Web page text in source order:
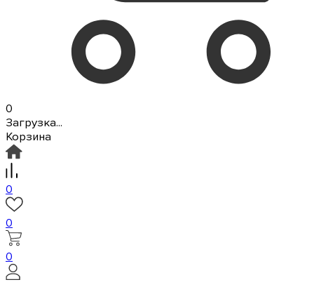
0
Загрузка...
Корзина
0
0
0